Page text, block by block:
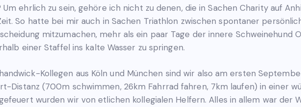
Um ehrlich zu sein, gehöre ich nicht zu denen, die in Sachen Charity auf
So hatte bei mir auch in Sachen Triathlon zwischen spontaner
mitzumachen, mehr als ein paar Tage der innere Schweinehund
einer Staffel ins kalte Wasser zu springen.
Kollegen aus Köln und München sind wir also am ersten
Distanz (700m schwimmen, 26km Fahrrad fahren, 7km laufen) in einer
wurden wir von etlichen kollegialen Helfern. Alles in allem war der